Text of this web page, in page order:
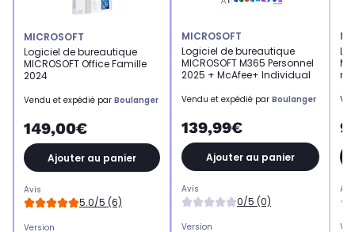
MICROSOFT
Logiciel de bureautique
MICROSOFT Office Famille
2024
Vendu et expédié par Boulanger
149,00€
Ajouter au panier
Avis
5.0/5 (6)
Version
MICROSOFT
Logiciel de bureautique
MICROSOFT M365 Personnel
2025 + McAfee+ Individual
Vendu et expédié par Boulanger
139,99€
Ajouter au panier
Avis
0/5 (0)
Version